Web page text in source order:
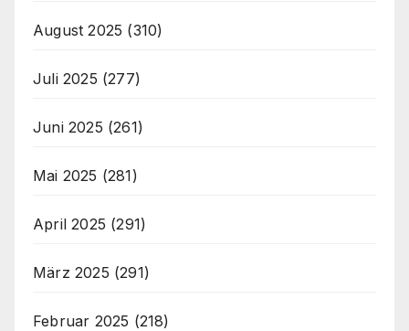
August 2025 (310)
Juli 2025 (277)
Juni 2025 (261)
Mai 2025 (281)
April 2025 (291)
März 2025 (291)
Februar 2025 (218)